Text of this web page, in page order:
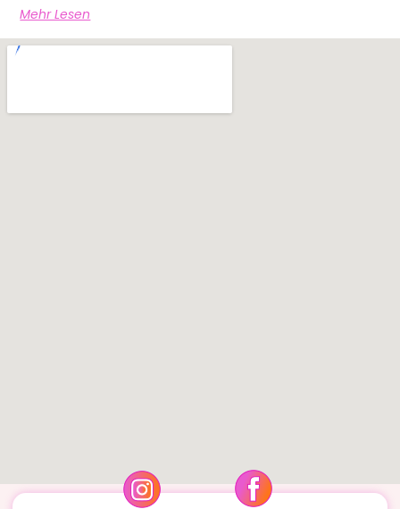
Mehr Lesen